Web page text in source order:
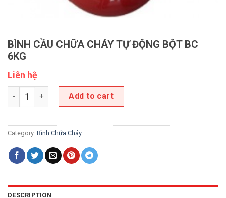
BÌNH CẦU CHỮA CHÁY TỰ ĐỘNG BỘT BC
6KG
Liên hệ
BÌNH CẦU CHỮA CHÁY TỰ ĐỘNG BỘT BC 6KG quantity
Add to cart
Category: Bình Chữa Cháy
DESCRIPTION